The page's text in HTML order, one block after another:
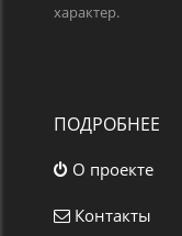
характер.
ПОДРОБНЕЕ
О проекте
Контакты